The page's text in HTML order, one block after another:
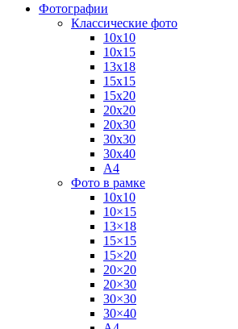
Фотографии
Классические фото
10х10
10х15
13х18
15х15
15х20
20х20
20х30
30х30
30х40
А4
Фото в рамке
10х10
10×15
13×18
15×15
15×20
20×20
20×30
30×30
30×40